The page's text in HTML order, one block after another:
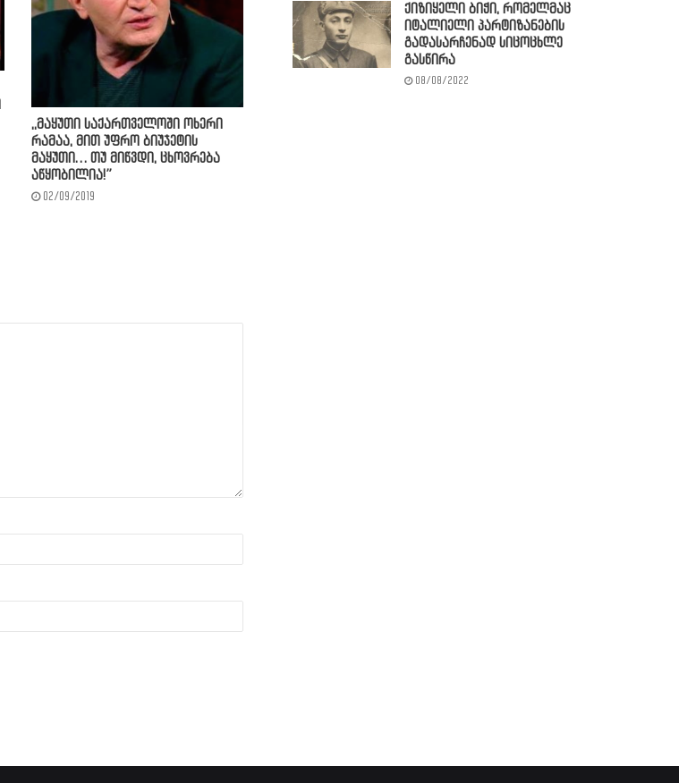
,,მაყუთი საქართველოში ოხერი
რამაა, მით უფრო ბიუჯეტის
მაყუთი… თუ მიწვდი, ცხოვრება
აწყობილია!”
02/09/2019
ქიზიყელი ბიჭი, რომელმაც
იტალიელი პარტიზანების
გადასარჩენად სიცოცხლე
გასწირა
08/08/2022